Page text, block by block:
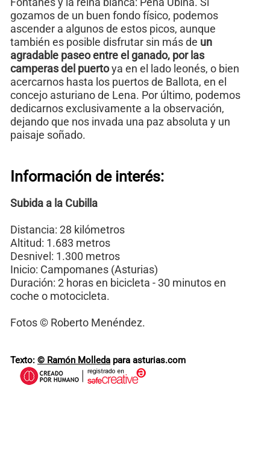
gozamos de un buen fondo físico, podemos
ascender a algunos de estos picos, aunque
también es posible disfrutar sin más de un
agradable paseo entre el ganado, por las
camperas del puertoya en el lado leonés, o bien
acercarnos hasta los puertos de Ballota, en el
concejo asturiano de Lena. Por último, podemos
dedicarnos exclusivamente a la observación,
dejando que nos invada una paz absoluta y un
paisaje soñado.
Información de interés:
Subida a la Cubilla
Distancia: 28 kilómetros
Altitud: 1.683 metros
Desnivel: 1.300 metros
Inicio: Campomanes (Asturias)
Duración: 2 horas en bicicleta - 30 minutos en
coche o motocicleta.
Fotos © Roberto Menéndez.
Texto: © Ramón Molleda para asturias.com